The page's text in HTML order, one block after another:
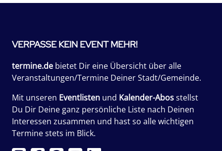
VERPASSE KEIN EVENT MEHR!
termine.de bietet Dir eine Übersicht über alle
Veranstaltungen/Termine Deiner Stadt/Gemeinde.
Mit unseren Eventlisten und Kalender-Abosstellst
Du Dir Deine ganz persönliche Liste nach Deinen
Interessen zusammen und hast so alle wichtigen
Termine stets im Blick.